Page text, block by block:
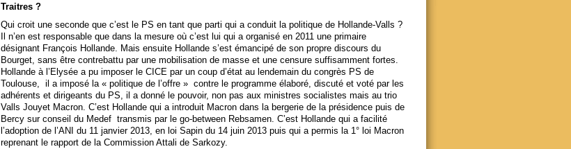
Traitres ?
Qui croit une seconde que c’est le PS en tant que parti qui a conduit la politique de Hollande-Valls ?
Il n’en est responsable que dans la mesure où c’est lui qui a organisé en 2011 une primaire
désignant François Hollande. Mais ensuite Hollande s’est émancipé de son propre discours du
Bourget, sans être contrebattu par une mobilisation de masse et une censure suffisamment fortes.
Hollande à l’Elysée a pu imposer le CICE par un coup d’état au lendemain du congrès PS de
Toulouse, il a imposé la « politique de l’offre » contre le programme élaboré, discuté et voté par les
adhérents et dirigeants du PS, il a donné le pouvoir, non pas aux ministres socialistes mais au trio
Valls Jouyet Macron. C’est Hollande qui a introduit Macron dans la bergerie de la présidence puis de
Bercy sur conseil du Medef transmis par le go-between Rebsamen. C’est Hollande qui a facilité
l’adoption de l’ANI du 11 janvier 2013, en loi Sapin du 14 juin 2013 puis qui a permis la 1° loi Macron
reprenant le rapport de la Commission Attali de Sarkozy.